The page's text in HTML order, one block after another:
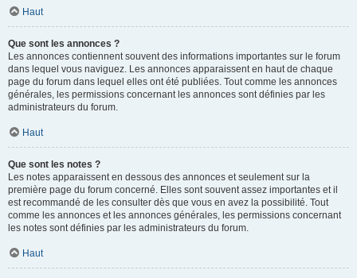
Haut
Que sont les annonces ?
Les annonces contiennent souvent des informations importantes sur le forum
dans lequel vous naviguez. Les annonces apparaissent en haut de chaque
page du forum dans lequel elles ont été publiées. Tout comme les annonces
générales, les permissions concernant les annonces sont définies par les
administrateurs du forum.
Haut
Que sont les notes ?
Les notes apparaissent en dessous des annonces et seulement sur la
première page du forum concerné. Elles sont souvent assez importantes et il
est recommandé de les consulter dès que vous en avez la possibilité. Tout
comme les annonces et les annonces générales, les permissions concernant
les notes sont définies par les administrateurs du forum.
Haut